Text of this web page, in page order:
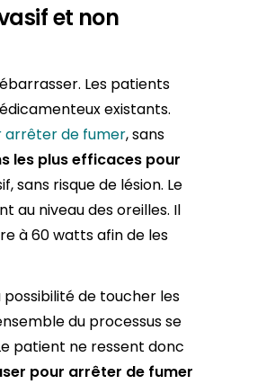
et non
Les patients
existants.
arrêter de fumer, sans
les plus efficaces pour
sans risque de lésion. Le
au niveau des oreilles. Il
à 60 watts afin de les
possibilité de toucher les
du processus se
patient ne ressent donc
pour arrêter de fumer